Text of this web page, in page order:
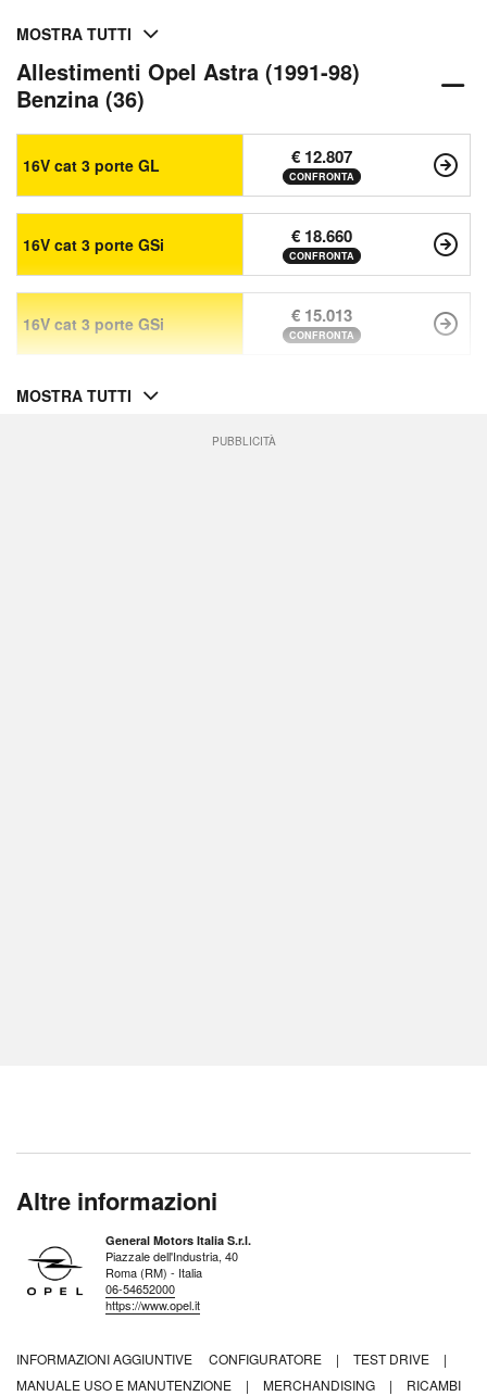
MOSTRA TUTTI
Allestimenti Opel Astra (1991-98)
Benzina (36)
16V cat 3 porte GL € 12.807
CONFRONTA
16V cat 3 porte GSi € 18.660
CONFRONTA
16V cat 3 porte GSi € 15.013
CONFRONTA
MOSTRA TUTTI
PUBBLICITÀ
Altre informazioni
General Motors Italia S.r.l.
Piazzale dell'Industria, 40
Roma (RM) - Italia
06-54652000
https://www.opel.it
INFORMAZIONI AGGIUNTIVE CONFIGURATORE | TEST DRIVE
|
MANUALE USO E MANUTENZIONE
| MERCHANDISING |
RICAMBI